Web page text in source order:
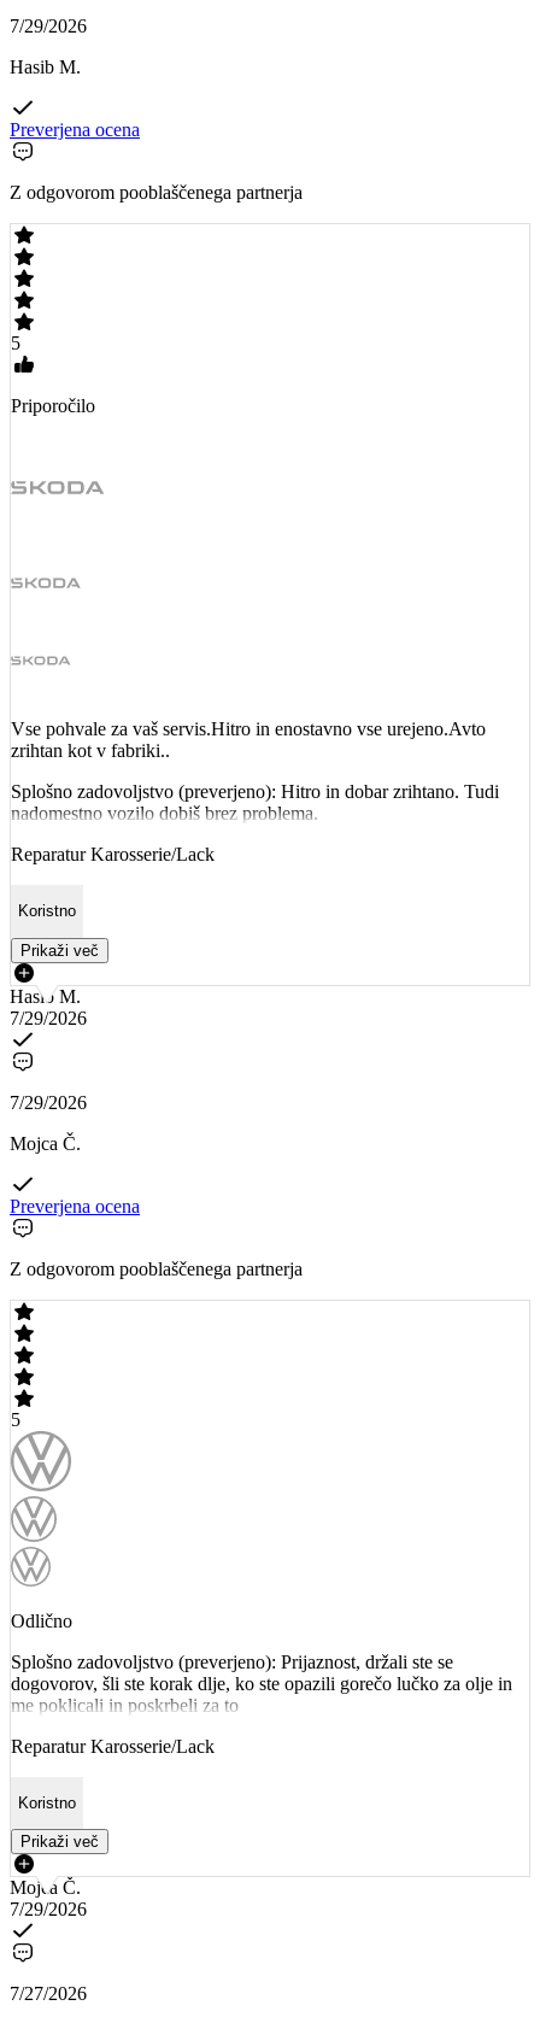
7/29/2026
Hasib M.
Preverjena ocena
Z odgovorom pooblaščenega partnerja
5
Priporočilo
Vse pohvale za vaš servis.Hitro in enostavno vse urejeno.Avto
zrihtan kot v fabriki..
Splošno zadovoljstvo (preverjeno): Hitro in dobar zrihtano. Tudi
nadomestno vozilo dobiš brez problema.
Reparatur Karosserie/Lack
Koristno
Prikaži več
Hasib M.
7/29/2026
7/29/2026
Mojca Č.
Preverjena ocena
Z odgovorom pooblaščenega partnerja
5
Odlično
Splošno zadovoljstvo (preverjeno): Prijaznost, držali ste se
dogovorov, šli ste korak dlje, ko ste opazili gorečo lučko za olje in
me poklicali in poskrbeli za to
Reparatur Karosserie/Lack
Koristno
Prikaži več
Mojca Č.
7/29/2026
7/27/2026